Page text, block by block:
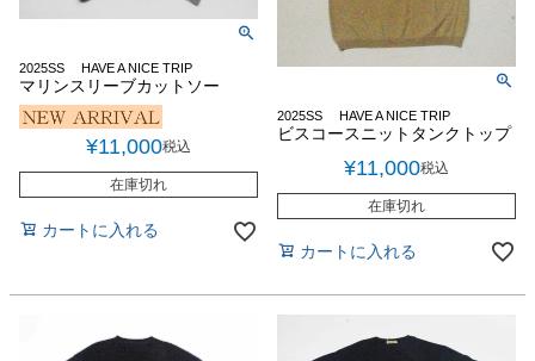
2025SS HAVE A NICE TRIP
マリンスリーブカットソー
¥11,000税込
在庫切れ
カートに入れる
2025SS HAVE A NICE TRIP
ビスコースニットタンクトップ
¥11,000税込
在庫切れ
カートに入れる